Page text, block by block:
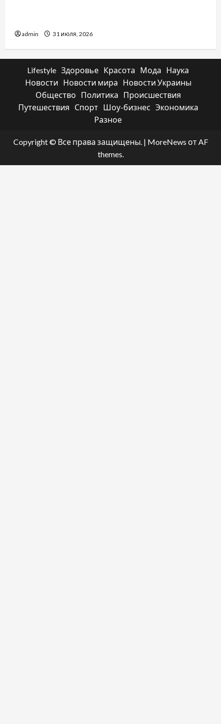
admin 31 июля, 2026
Lifestyle Здоровье Красота Мода
Наука
Новости
Новости мира
Новости Украины
Общество
Политика
Происшествия
Путешествия
Спорт Шоу-бизнес Экономика
Разное
Copyright © Все права защищены. | MoreNews от AF
themes.